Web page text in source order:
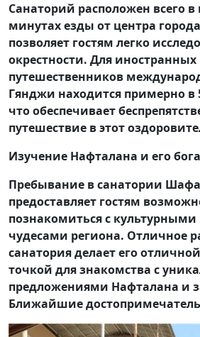
Санаторий расположен всего в
минутах езды от центра
позволяет гостям легко
окрестности. Для иностранных
путешественников
Гянджи находится примерно в
что обеспечивает
путешествие в этот
Изучение Нафталана и его
Пребывание в санатории
предоставляет гостям
познакомиться с
чудесами региона. Отличное
санатория делает его
точкой для знакомства с
предложениями Нафталана и
Ближайшие